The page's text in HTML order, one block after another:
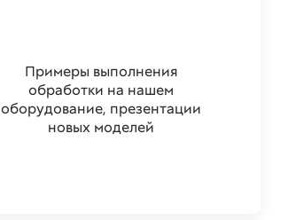
Примеры выполнения
обработки на нашем
оборудование, презентации
новых моделей